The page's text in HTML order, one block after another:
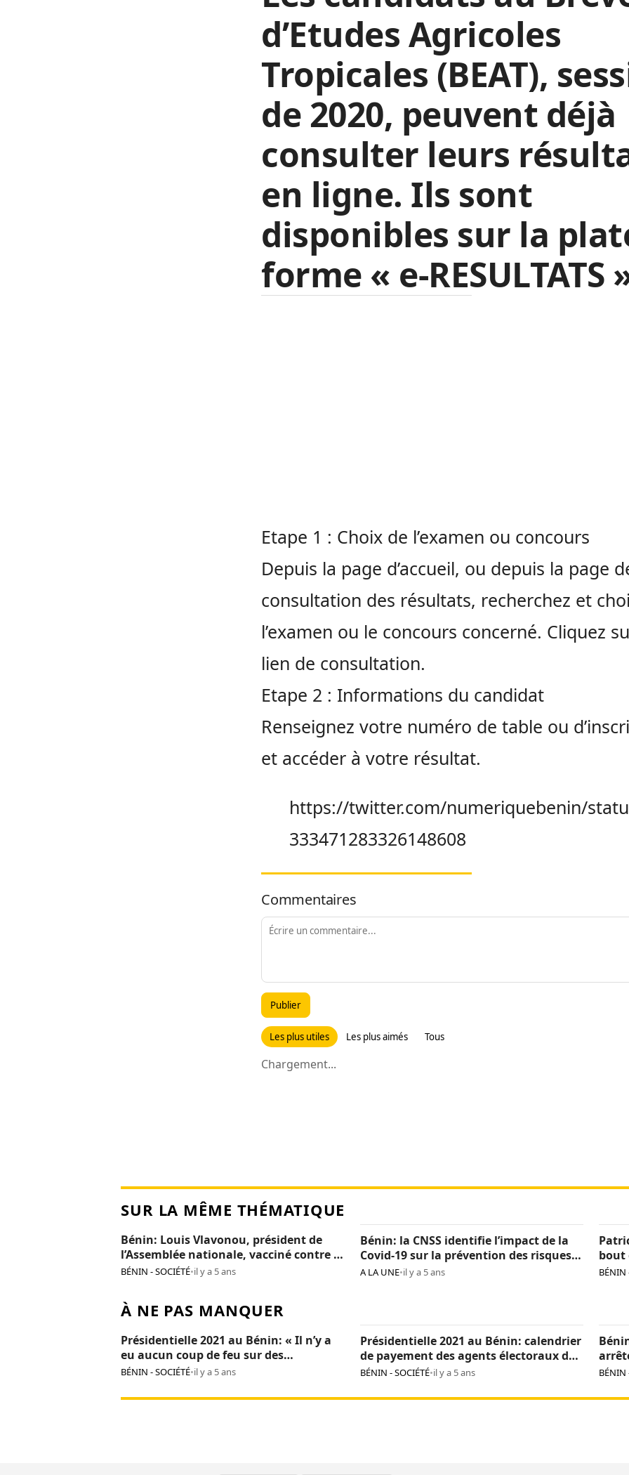
d’Etudes Agricoles
Tropicales (BEAT),
de 2020, peuvent déjà
consulter leurs
en ligne. Ils sont
disponibles sur la
forme « e-RESULTATS
Etape 1 : Choix de l’examen ou concours
Depuis la page d’accueil, ou depuis la page
consultation des résultats, recherchez et
l’examen ou le concours concerné. Cliquez
lien de consultation.
Etape 2 : Informations du candidat
Renseignez votre numéro de table ou
et accéder à votre résultat.
https://twitter.com/numeriquebenin/
333471283326148608
Commentaires
Publier
Les plus utiles Les plus aimés Tous
Chargement...
SUR LA MÊME THÉMATIQUE
Bénin: Louis Vlavonou, président de
l’Assemblée nationale, vacciné contre la
Covid-19
BÉNIN - SOCIÉTÉ•il y a 5 ans
Bénin: la CNSS identifie l’impact de la
Covid-19 sur la prévention des risques
professionnels
A LA UNE•il y a 5 ans
bout
BÉNIN
À NE PAS MANQUER
Présidentielle 2021 au Bénin: « Il n’y a
eu aucun coup de feu sur des
manifestants », Patrice Talon
BÉNIN - SOCIÉTÉ•il y a 5 ans
Présidentielle 2021 au Bénin: calendrier
de payement des agents électoraux de
la Céna
BÉNIN - SOCIÉTÉ•il y a 5 ans BÉNIN